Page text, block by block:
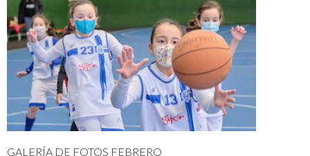
GALERÍA DE FOTOS FEBRERO